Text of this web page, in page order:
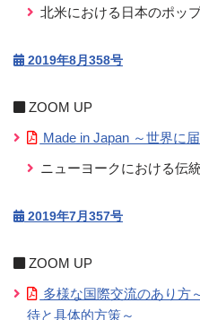
北米における日本のポッ
2019年8月358号
ZOOM UP
Made in Japan ～世界に
ニューヨークにおける伝
2019年7月357号
ZOOM UP
多様な国際交流のあり方
待と具体的方策～